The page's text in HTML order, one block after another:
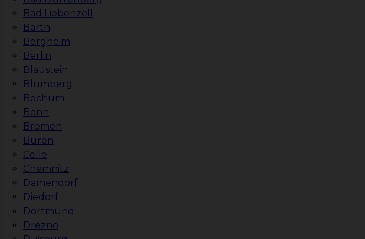
Bad Liebenzell
Barth
Bergheim
Berlin
Blaustein
Blumberg
Bochum
Bonn
Bremen
Büren
Celle
Chemnitz
Damendorf
Diedorf
Dortmund
Drezno